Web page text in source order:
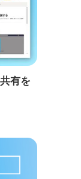
有を